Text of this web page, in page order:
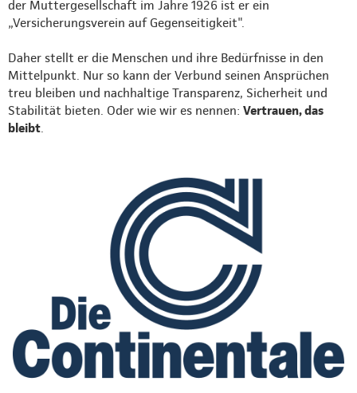
der Muttergesellschaft im Jahre 1926 ist er ein
„Versicherungsverein auf Gegenseitigkeit".
Daher stellt er die Menschen und ihre Bedürfnisse in den
Mittelpunkt. Nur so kann der Verbund seinen Ansprüchen
treu bleiben und nachhaltige Transparenz, Sicherheit und
Stabilität bieten. Oder wie wir es nennen: Vertrauen, das
bleibt